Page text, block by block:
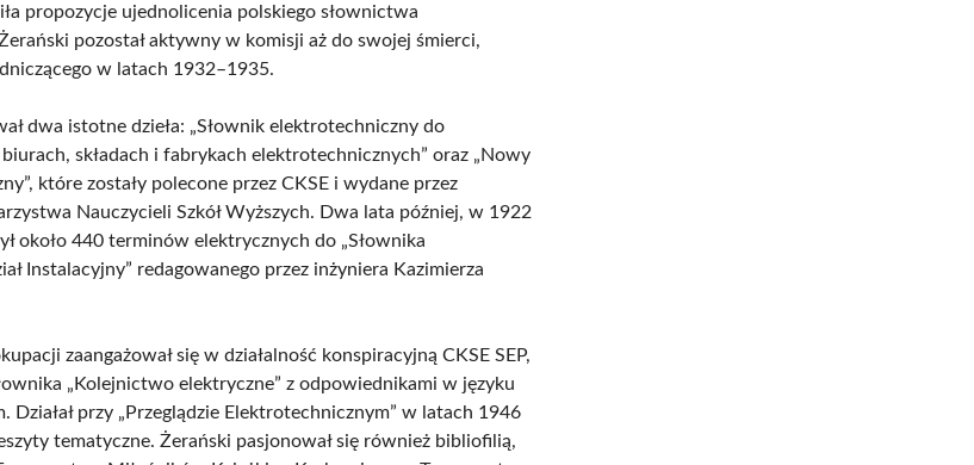
propozycje ujednolicenia polskiego słownictwa
pozostał aktywny w komisji aż do swojej śmierci,
w latach 1932–1935.
dwa istotne dzieła: „Słownik elektrotechniczny do
składach i fabrykach elektrotechnicznych” oraz „Nowy
które zostały polecone przez CKSE i wydane przez
Nauczycieli Szkół Wyższych. Dwa lata później, w 1922
około 440 terminów elektrycznych do „Słownika
Instalacyjny” redagowanego przez inżyniera Kazimierza
zaangażował się w działalność konspiracyjną CKSE SEP,
„Kolejnictwo elektryczne” z odpowiednikami w języku
Działał przy „Przeglądzie Elektrotechnicznym” w latach 1946
tematyczne. Żerański pasjonował się również bibliofilią,